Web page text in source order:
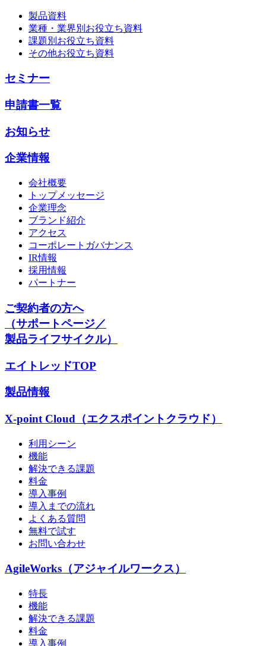
製品資料
業種・業界別お役立ち資料
課題別お役立ち資料
その他お役立ち資料
セミナー
申請書一覧
お知らせ
企業情報
会社概要
トップメッセージ
企業理念
ブランド紹介
アクセス
コーポレートガバナンス
IR情報
採用情報
パートナー
ご契約者の方へ
（サポートページ／
製品ライフサイクル）
エイトレッドTOP
製品情報
X-point Cloud（エクスポイントクラウド）
利用シーン
機能
解決できる課題
料金
導入事例
導入までの流れ
よくある質問
無料で試す
お問い合わせ
AgileWorks（アジャイルワークス）
特長
機能
解決できる課題
料金
導入事例